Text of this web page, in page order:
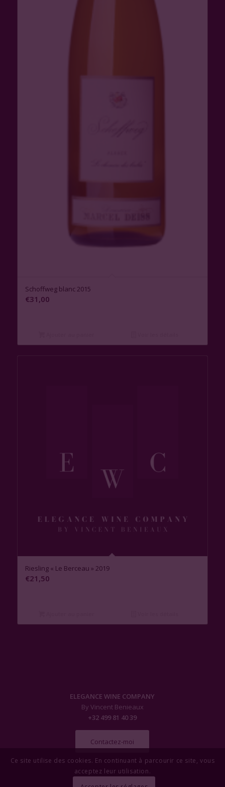
Schoffweg blanc 2015
€31,00
Riesling « Le Berceau » 2019
€21,50
ELEGANCE WINE COMPANY
By Vincent Benieaux
+32 499 81 40 39
Contactez-moi
Ce site utilise des cookies. En continuant à parcourir ce site, vous
acceptez leur utilisation.